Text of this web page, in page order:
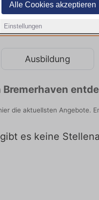
Alle Cookies akzeptieren
Einstellungen
Ausbildung
die aktuellsten
es keine